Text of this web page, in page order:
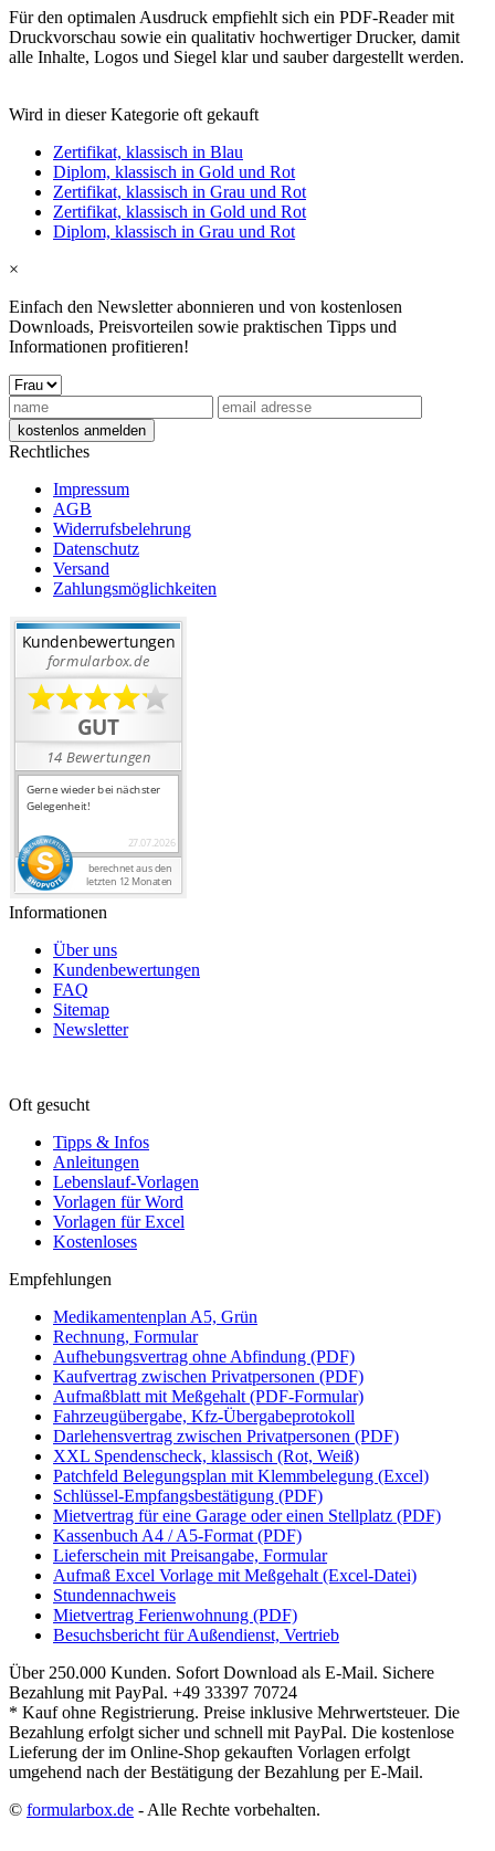
Für den optimalen Ausdruck empfiehlt sich ein PDF-Reader mit
Druckvorschau sowie ein qualitativ hochwertiger Drucker, damit
alle Inhalte, Logos und Siegel klar und sauber dargestellt werden.
Wird in dieser Kategorie oft gekauft
Zertifikat, klassisch in Blau
Diplom, klassisch in Gold und Rot
Zertifikat, klassisch in Grau und Rot
Zertifikat, klassisch in Gold und Rot
Diplom, klassisch in Grau und Rot
×
Einfach den Newsletter abonnieren und von kostenlosen
Downloads, Preisvorteilen sowie praktischen Tipps und
Informationen profitieren!
Rechtliches
Impressum
AGB
Widerrufsbelehrung
Datenschutz
Versand
Zahlungsmöglichkeiten
Informationen
Über uns
Kundenbewertungen
FAQ
Sitemap
Newsletter
Oft gesucht
Tipps & Infos
Anleitungen
Lebenslauf-Vorlagen
Vorlagen für Word
Vorlagen für Excel
Kostenloses
Empfehlungen
Medikamentenplan A5, Grün
Rechnung, Formular
Aufhebungsvertrag ohne Abfindung (PDF)
Kaufvertrag zwischen Privatpersonen (PDF)
Aufmaßblatt mit Meßgehalt (PDF-Formular)
Fahrzeugübergabe, Kfz-Übergabeprotokoll
Darlehensvertrag zwischen Privatpersonen (PDF)
XXL Spendenscheck, klassisch (Rot, Weiß)
Patchfeld Belegungsplan mit Klemmbelegung (Excel)
Schlüssel-Empfangsbestätigung (PDF)
Mietvertrag für eine Garage oder einen Stellplatz (PDF)
Kassenbuch A4 / A5-Format (PDF)
Lieferschein mit Preisangabe, Formular
Aufmaß Excel Vorlage mit Meßgehalt (Excel-Datei)
Stundennachweis
Mietvertrag Ferienwohnung (PDF)
Besuchsbericht für Außendienst, Vertrieb
Über 250.000 Kunden. Sofort Download als E-Mail. Sichere
Bezahlung mit PayPal. +49 33397 70724
* Kauf ohne Registrierung. Preise inklusive Mehrwertsteuer. Die
Bezahlung erfolgt sicher und schnell mit PayPal. Die kostenlose
Lieferung der im Online-Shop gekauften Vorlagen erfolgt
umgehend nach der Bestätigung der Bezahlung per E-Mail.
© formularbox.de - Alle Rechte vorbehalten.